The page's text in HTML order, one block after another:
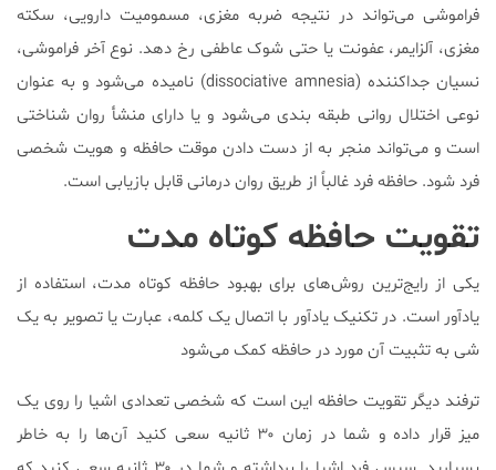
فراموشی می‌تواند در نتیجه ضربه مغزی، مسمومیت دارویی، سکته
مغزی، آلزایمر، عفونت یا حتی شوک عاطفی رخ دهد. نوع آخر فراموشی،
نسیان جداکننده (dissociative amnesia) نامیده می‌شود و به عنوان
نوعی اختلال روانی طبقه بندی می‌شود و یا دارای منشأ روان شناختی
است و می‌تواند منجر به از دست دادن موقت حافظه و هویت شخصی
فرد شود. حافظه فرد غالباً از طریق روان درمانی قابل بازیابی است.
تقویت حافظه کوتاه مدت
یکی از رایج‌ترین روش‌های برای بهبود حافظه کوتاه مدت، استفاده از
یادآور است. در تکنیک یادآور با اتصال یک کلمه، عبارت یا تصویر به یک
شی به تثبیت آن مورد در حافظه کمک می‌شود
ترفند دیگر تقویت حافظه این است که شخصی تعدادی اشیا را روی یک
میز قرار داده و شما در زمان ۳۰ ثانیه سعی کنید آن‌ها را به خاطر